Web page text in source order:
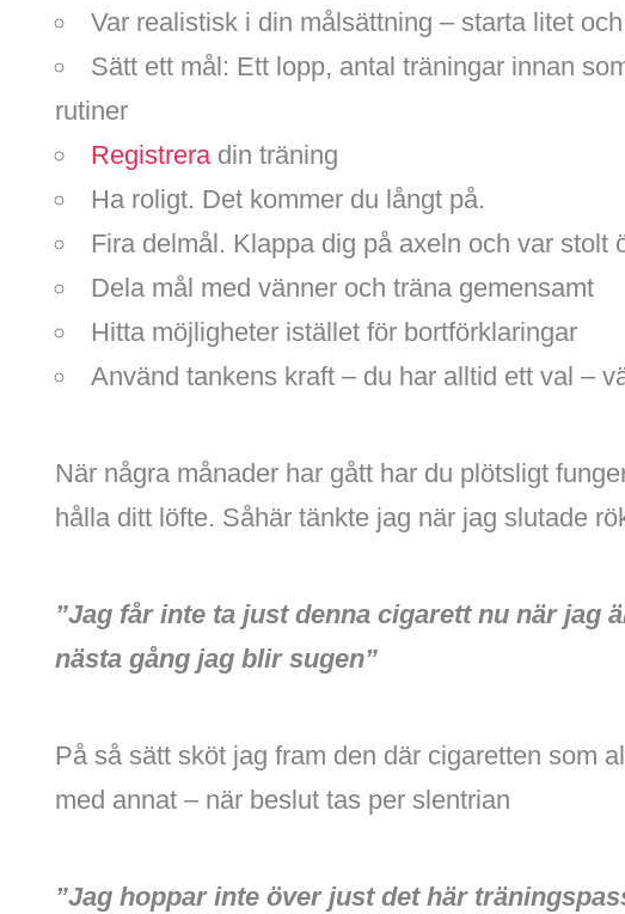
Var realistisk i din målsättning – starta litet
Sätt ett mål: Ett lopp, antal träningar innan
rutiner
Registreradin träning
Ha roligt. Det kommer du långt på.
Fira delmål. Klappa dig på axeln och var stolt
Dela mål med vänner och träna gemensamt
Hitta möjligheter istället för bortförklaringar
Använd tankens kraft – du har alltid ett val –
När några månader har gått har du plötsligt
hålla ditt löfte. Såhär tänkte jag när jag slutade
”Jag får inte ta just denna cigarett nu när jag
nästa gång jag blir sugen”
På så sätt sköt jag fram den där cigaretten som
med annat – när beslut tas per slentrian
”Jag hoppar inte över just det här